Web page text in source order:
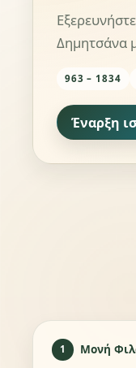
Δημητσάνα
963 – 1834
Έναρξη
1 Μονή